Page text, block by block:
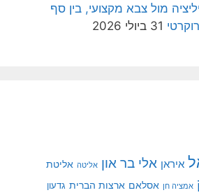
מול צבא מקצועי, בין סף
31 ביולי 2026
איראן אלי בר און אליטה אליטת
אמציה חן אסלאם ארצות הברית גדעון